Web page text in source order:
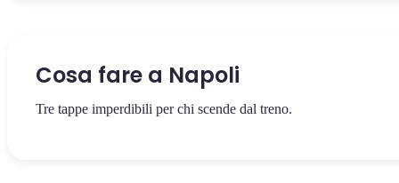
Cosa fare a Napoli
Tre tappe imperdibili per chi scende dal treno.